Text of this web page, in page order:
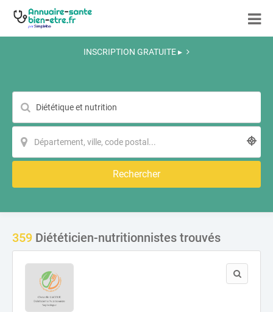
INSCRIPTION GRATUITE ▸
Rechercher
359 Diététicien-nutritionnistes trouvés